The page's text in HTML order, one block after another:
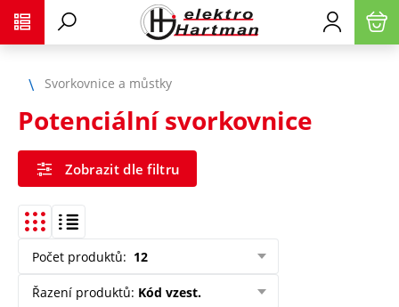
Svorkovnice a můstky
Potenciální svorkovnice
Zobrazit dle filtru
Počet produktů: 12
Řazení produktů: Kód vzest.